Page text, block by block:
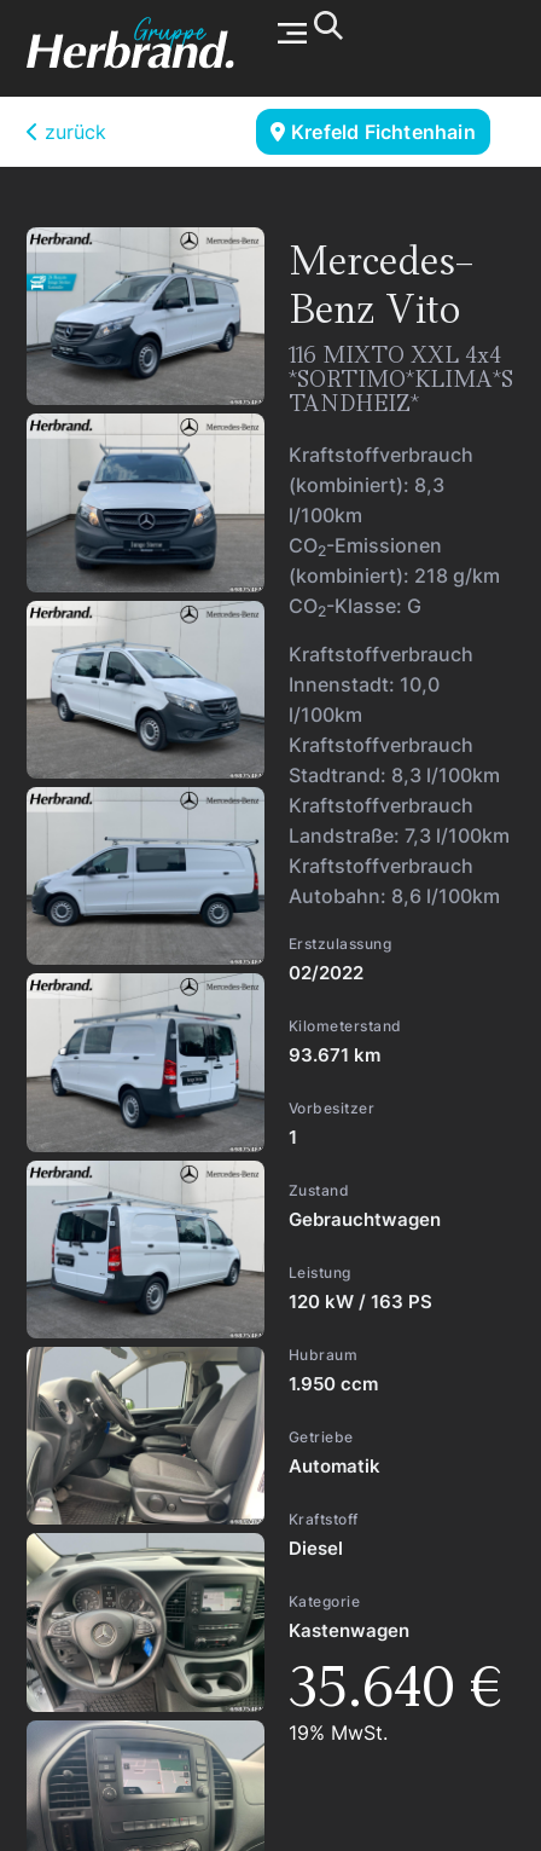
zurück Krefeld Fichtenhain
Mercedes-
Benz Vito
116 MIXTO XXL 4x4
*SORTIMO*KLIMA*S
TANDHEIZ*
Kraftstoffverbrauch
(kombiniert): 8,3
l/100km
CO2-Emissionen
(kombiniert): 218 g/km
CO2-Klasse: G
Kraftstoffverbrauch
Innenstadt: 10,0
l/100km
Kraftstoffverbrauch
Stadtrand: 8,3 l/100km
Kraftstoffverbrauch
Landstraße: 7,3 l/100km
Kraftstoffverbrauch
Autobahn: 8,6 l/100km
Erstzulassung
02/2022
Kilometerstand
93.671 km
Vorbesitzer
1
Zustand
Gebrauchtwagen
Leistung
120 kW / 163 PS
Hubraum
1.950 ccm
Getriebe
Automatik
Kraftstoff
Diesel
Kategorie
Kastenwagen
35.640 €
19% MwSt.